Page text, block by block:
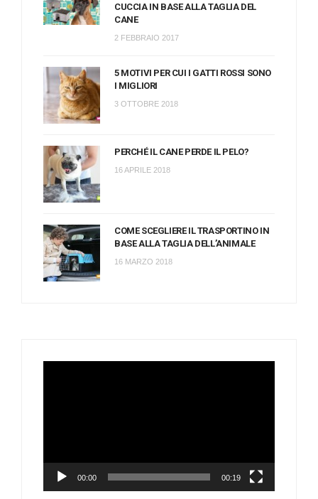
CUCCIA IN BASE ALLA TAGLIA DEL
CANE
2 FEBBRAIO 2017
5 MOTIVI PER CUI I GATTI ROSSI SONO
I MIGLIORI
3 OTTOBRE 2018
PERCHÉ IL CANE PERDE IL PELO?
16 APRILE 2018
COME SCEGLIERE IL TRASPORTINO IN
BASE ALLA TAGLIA DELL’ANIMALE
16 MARZO 2018
00:00 00:19